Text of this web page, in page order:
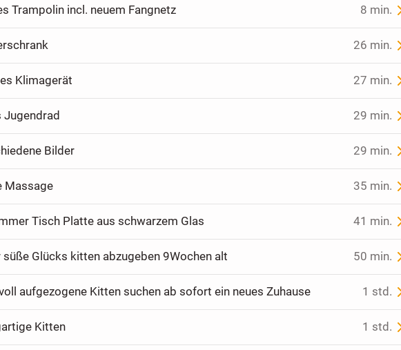
Trampolin incl. neuem Fangnetz 8 min.
26 min.
Klimagerät 27 min.
Jugendrad 29 min.
Bilder 29 min.
Massage 35 min.
Tisch Platte aus schwarzem Glas 41 min.
süße Glücks kitten abzugeben 9Wochen alt 50 min.
aufgezogene Kitten suchen ab sofort ein neues Zuhause 1 std.
Kitten 1 std.